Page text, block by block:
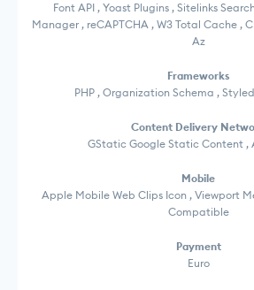
Font API , Yoast Plugins , Sitelinks
Manager , reCAPTCHA , W3 Total Cache ,
Az
Frameworks
PHP , Organization Schema ,
Content Delivery
GStatic Google Static Content ,
Mobile
Apple Mobile Web Clips Icon , Viewport
Compatible
Payment
Euro